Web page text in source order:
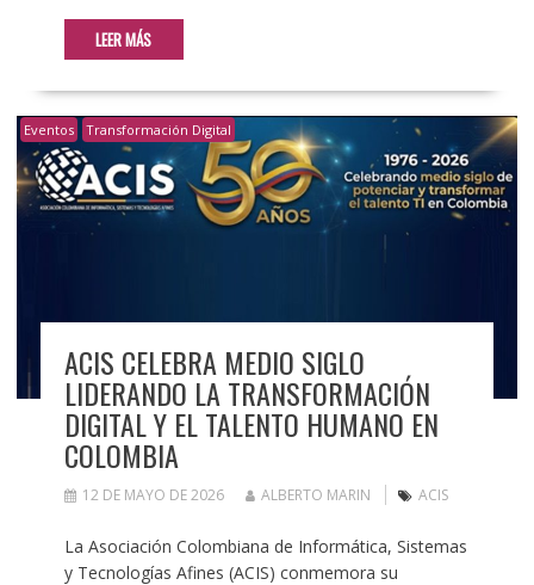
LEER MÁS
Eventos Transformación Digital
ACIS CELEBRA MEDIO SIGLO
LIDERANDO LA TRANSFORMACIÓN
DIGITAL Y EL TALENTO HUMANO EN
COLOMBIA
12 DE MAYO DE 2026 ALBERTO MARIN ACIS
La Asociación Colombiana de Informática, Sistemas
y Tecnologías Afines (ACIS) conmemora su